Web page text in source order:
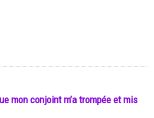
mon conjoint m’a trompée et mis